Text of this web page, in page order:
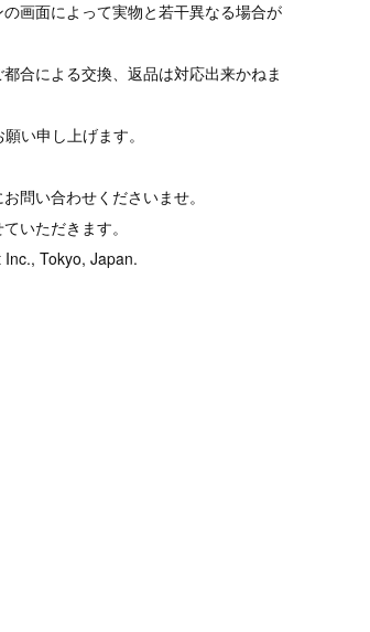
画面によって実物と若干異なる場合が
合による交換、返品は対応出来かねま
い申し上げます。
問い合わせくださいませ。
いただきます。
Tokyo, Japan.